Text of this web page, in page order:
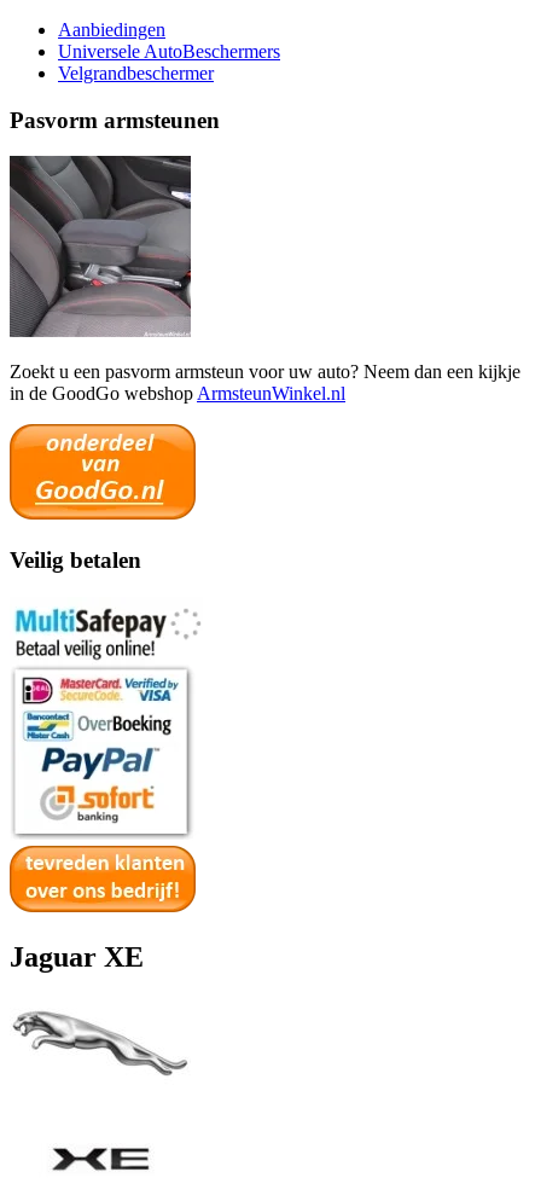
Aanbiedingen
Universele AutoBeschermers
Velgrandbeschermer
Pasvorm armsteunen
Zoekt u een pasvorm armsteun voor uw auto? Neem dan een kijkje
in de GoodGo webshop ArmsteunWinkel.nl
Veilig betalen
Jaguar XE